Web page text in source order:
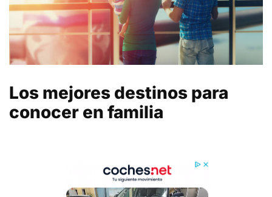
Los mejores destinos para
conocer en familia